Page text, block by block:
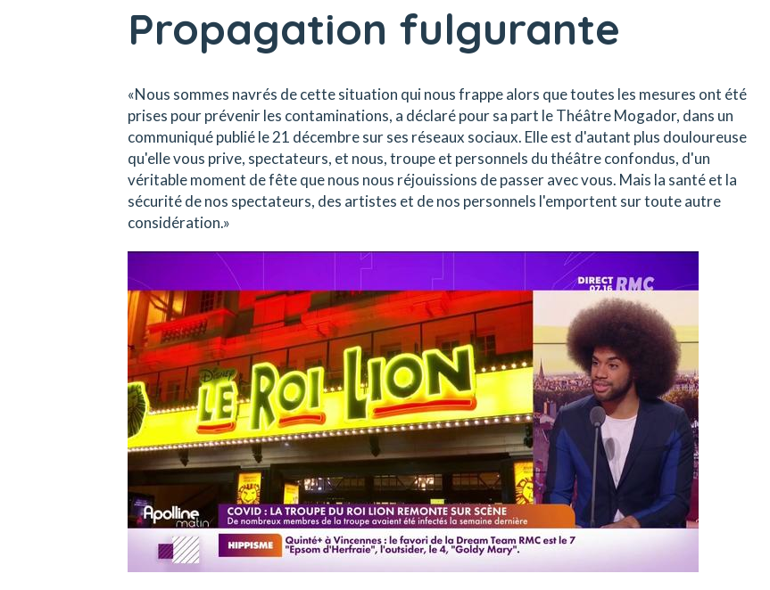
Propagation fulgurante
«Nous sommes navrés de cette situation qui nous frappe alors que toutes les mesures ont été
prises pour prévenir les contaminations, a déclaré pour sa part le Théâtre Mogador, dans un
communiqué publié le 21 décembre sur ses réseaux sociaux. Elle est d'autant plus douloureuse
qu'elle vous prive, spectateurs, et nous, troupe et personnels du théâtre confondus, d'un
véritable moment de fête que nous nous réjouissions de passer avec vous. Mais la santé et la
sécurité de nos spectateurs, des artistes et de nos personnels l'emportent sur toute autre
considération.»